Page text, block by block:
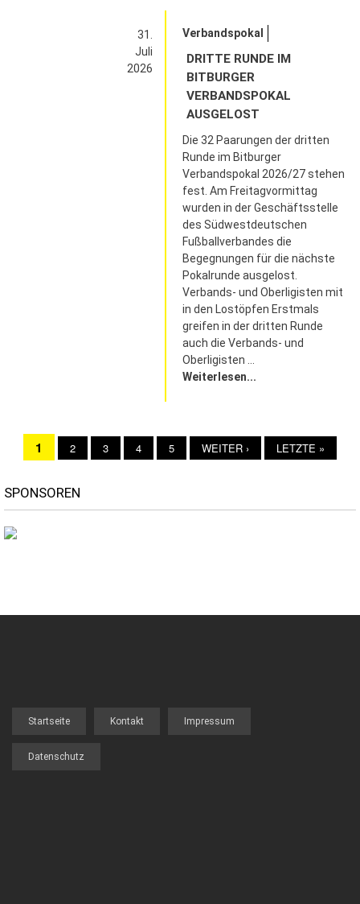
31.
Juli
2026
Verbandspokal
DRITTE RUNDE IM
BITBURGER
VERBANDSPOKAL
AUSGELOST
Die 32 Paarungen der dritten
Runde im Bitburger
Verbandspokal 2026/27 stehen
fest. Am Freitagvormittag
wurden in der Geschäftsstelle
des Südwestdeutschen
Fußballverbandes die
Begegnungen für die nächste
Pokalrunde ausgelost.
Verbands- und Oberligisten mit
in den Lostöpfen Erstmals
greifen in der dritten Runde
auch die Verbands- und
Oberligisten ...
Weiterlesen...
Seitennummerierung
AKTUELLE
SEITE
1 PAGE
2 PAGE
3 PAGE
4 PAGE
5
NÄCHSTE
SEITE
WEITER ›
LETZTE
SEITE
LETZTE »
SPONSOREN
FOOTER
Startseite Kontakt Impressum
Datenschutz